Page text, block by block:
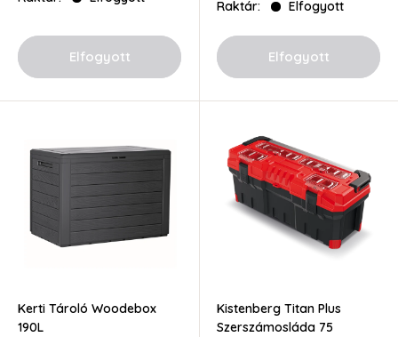
Elfogyott
Raktár: Elfogyott
Elfogyott
Kerti Tároló Woodebox
190L
Kistenberg Titan Plus
Szerszámosláda 75